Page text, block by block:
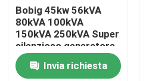
Prodotti
Video
Bobig 45kw 56kVA
80kVA 100kVA
150kVA 250kVA Super
silenzioso generatore
diesel elettrico
Invia richiesta